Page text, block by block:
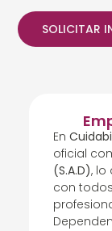
SOLICITAR
En Cuidabi
oficial
(S.A.D), lo
con